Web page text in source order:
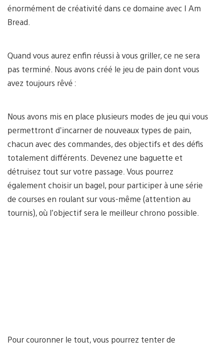
énormément de créativité dans ce domaine avec I Am
Bread.
Quand vous aurez enfin réussi à vous griller, ce ne sera
pas terminé. Nous avons créé le jeu de pain dont vous
avez toujours rêvé :
Nous avons mis en place plusieurs modes de jeu qui vous
permettront d’incarner de nouveaux types de pain,
chacun avec des commandes, des objectifs et des défis
totalement différents. Devenez une baguette et
détruisez tout sur votre passage. Vous pourrez
également choisir un bagel, pour participer à une série
de courses en roulant sur vous-même (attention au
tournis), où l’objectif sera le meilleur chrono possible.
Pour couronner le tout, vous pourrez tenter de